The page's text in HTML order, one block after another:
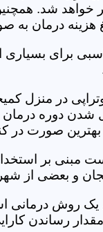
خواهد شد.
درمان
برای
در منزل
شدن دوره
بهترین صورت در
مبنی بر
و بعضی از
یک روش
رساندن